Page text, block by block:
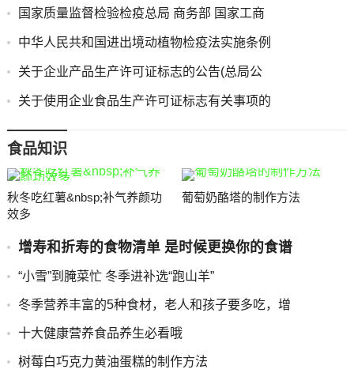
国家质量监督检验检疫总局 商务部 国家工商
中华人民共和国进出境动植物检疫法实施条例
关于企业产品生产许可证标志的公告(总局公
关于使用企业食品生产许可证标志有关事项的
食品知识
秋冬吃红薯&nbsp;补气养颜功
效多
葡萄奶酪塔的制作方法
增寿和折寿的食物清单 是时候更换你的食谱
“小雪”到腌菜忙 冬季进补选“跑山羊”
冬季营养丰富的5种食材，老人和孩子要多吃，增
十大健康营养食品养生必看哦
树莓白巧克力黄油蛋糕的制作方法